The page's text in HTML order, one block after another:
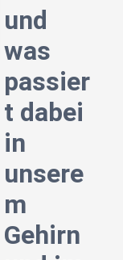
und
was
passier
t dabei
in
unsere
m
Gehirn